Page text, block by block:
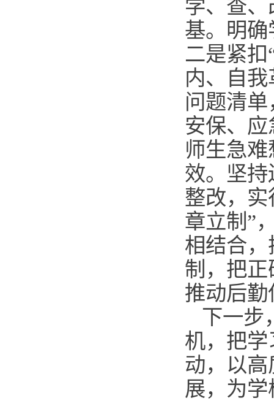
学、查
基。明
二是紧
内、自
问题清
安保、
师生急
效。坚
整改，
章立制”
相结合
制，把
推动后
下一步
机，把
动，以
展，为